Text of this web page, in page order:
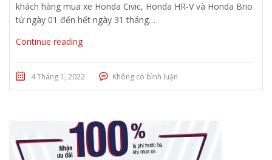
khách hàng mua xe Honda Civic, Honda HR-V và Honda Brio
từ ngày 01 đến hết ngày 31 tháng…
Continue reading
4 Tháng 1, 2022 Không có bình luận